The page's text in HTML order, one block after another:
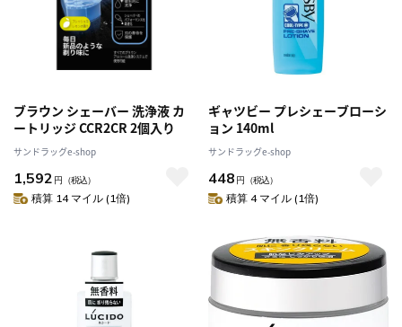
ブラウン シェーバー 洗浄液 カ
ートリッジ CCR2CR 2個入り
サンドラッグe-shop
1,592 円 （税込）
積算 14 マイル (1倍)
ギャツビー プレシェーブローシ
ョン 140ml
サンドラッグe-shop
448 円 （税込）
積算 4 マイル (1倍)